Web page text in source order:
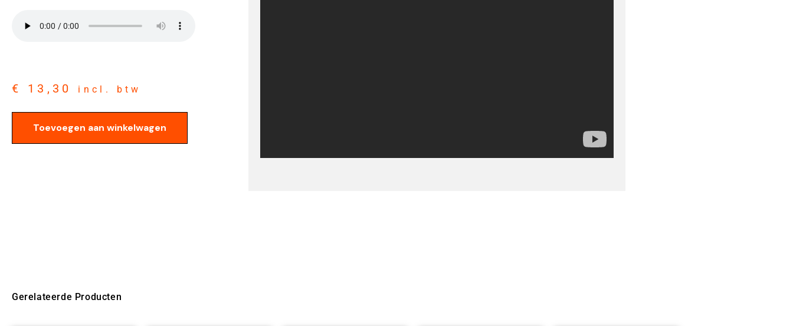
€ 13,30 incl. btw
Toevoegen aan winkelwagen
Gerelateerde Producten